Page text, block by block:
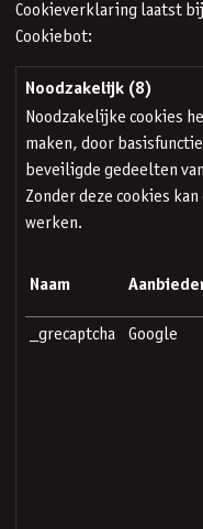
Cookieverklaring laatst
Cookiebot:
Noodzakelijk (8)
Noodzakelijke cookies
maken, door
beveiligde gedeelten
Zonder deze cookies
werken.
Naam
_grecaptcha Google